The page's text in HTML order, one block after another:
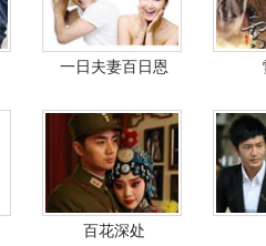
一日夫妻百日恩
百花深处